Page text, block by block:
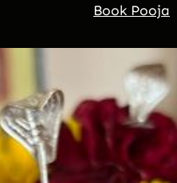
Book Pooja